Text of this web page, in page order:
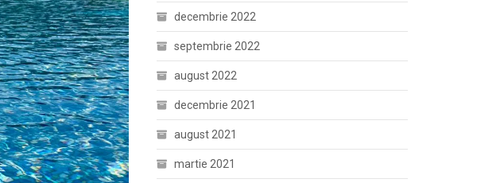
decembrie 2022
septembrie 2022
august 2022
decembrie 2021
august 2021
martie 2021